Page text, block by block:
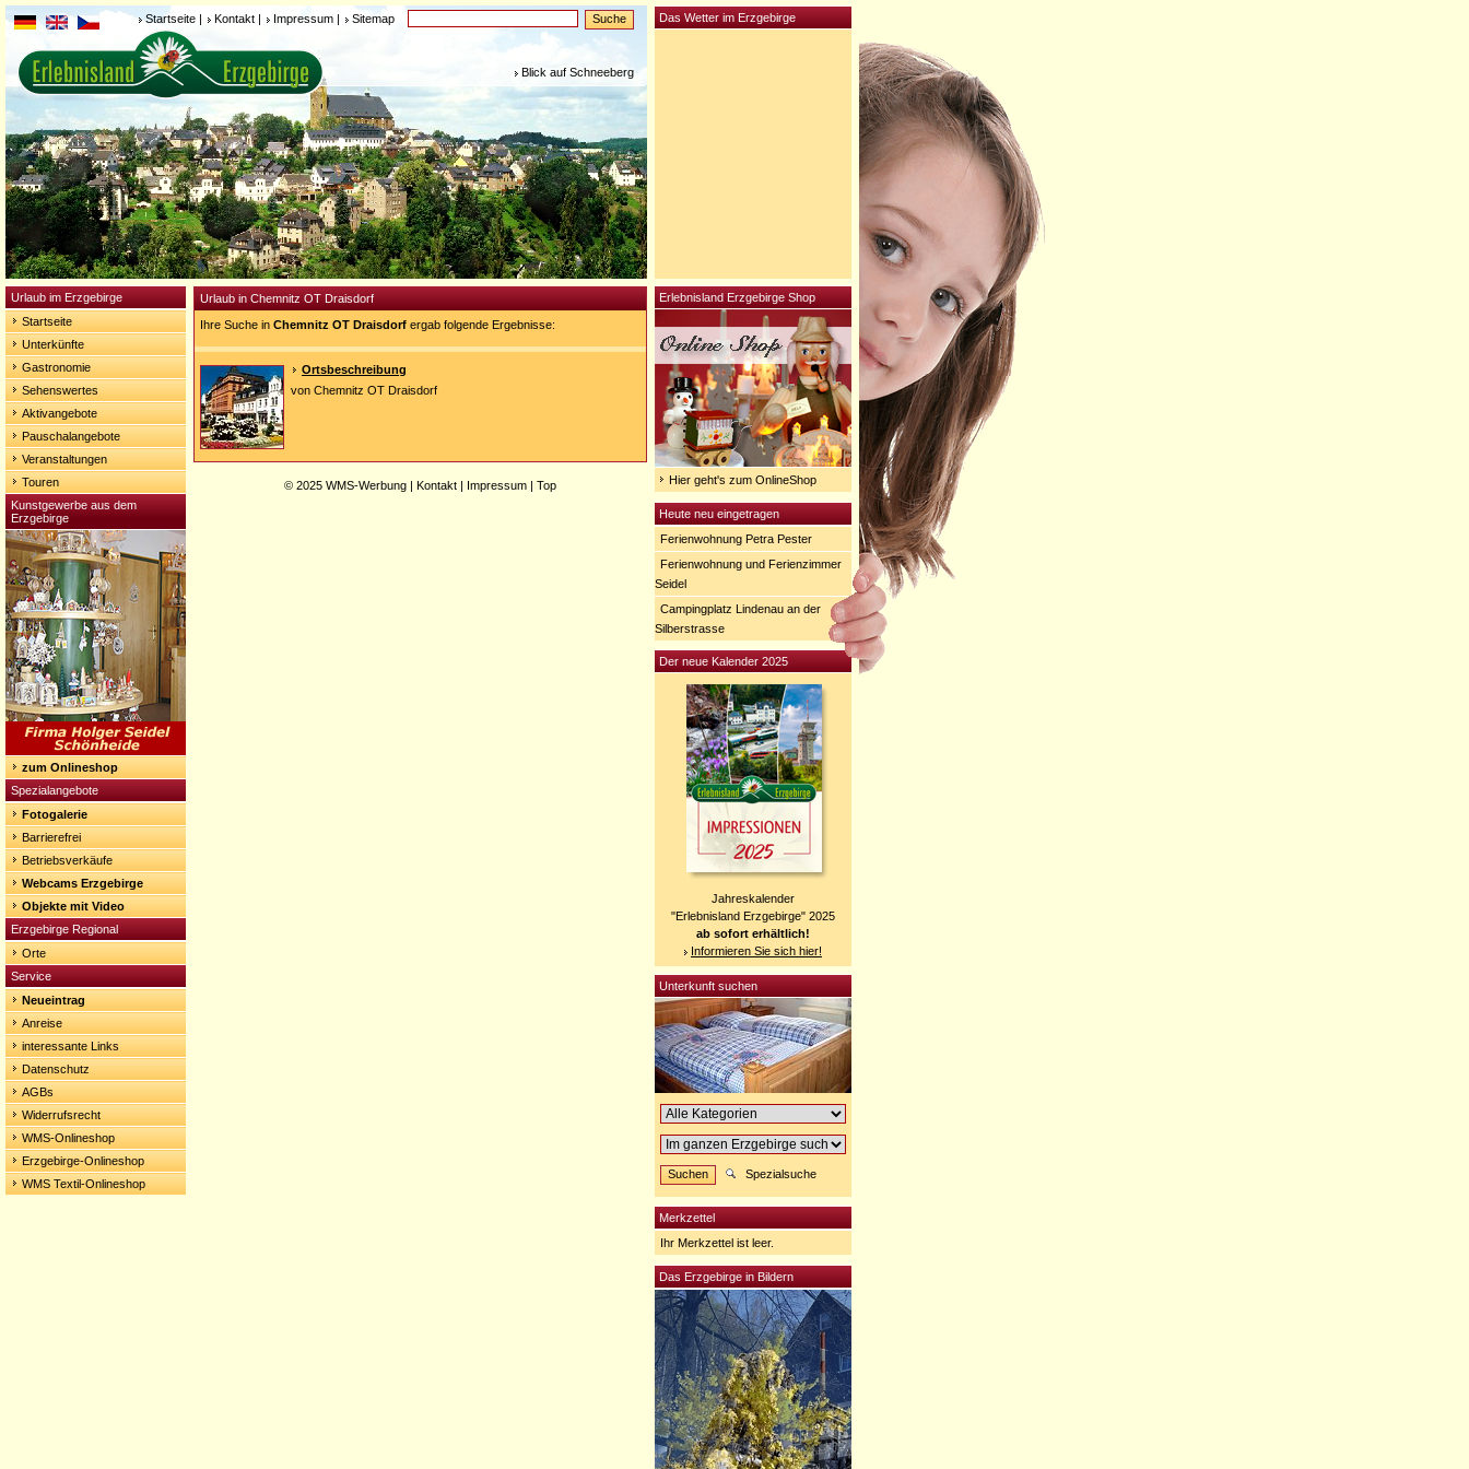
Startseite | Kontakt | Impressum | Sitemap
Blick auf Schneeberg
Urlaub im Erzgebirge
Startseite
Unterkünfte
Gastronomie
Sehenswertes
Aktivangebote
Pauschalangebote
Veranstaltungen
Touren
Kunstgewerbe aus dem
Erzgebirge
zum Onlineshop
Spezialangebote
Fotogalerie
Barrierefrei
Betriebsverkäufe
Webcams Erzgebirge
Objekte mit Video
Erzgebirge Regional
Orte
Service
Neueintrag
Anreise
interessante Links
Datenschutz
AGBs
Widerrufsrecht
WMS-Onlineshop
Erzgebirge-Onlineshop
WMS Textil-Onlineshop
Urlaub in Chemnitz OT Draisdorf
Ihre Suche in Chemnitz OT Draisdorf ergab folgende Ergebnisse:
Ortsbeschreibung
von Chemnitz OT Draisdorf
© 2025 WMS-Werbung | Kontakt | Impressum | Top
Erlebnisland Erzgebirge Shop
Hier geht's zum OnlineShop
Heute neu eingetragen
Ferienwohnung Petra Pester
Ferienwohnung und Ferienzimmer
Seidel
Campingplatz Lindenau an der
Silberstrasse
Der neue Kalender 2025
Jahreskalender
"Erlebnisland Erzgebirge" 2025
ab sofort erhältlich!
Informieren Sie sich hier!
Unterkunft suchen
Spezialsuche
Merkzettel
Ihr Merkzettel ist leer.
Das Erzgebirge in Bildern
Das Wetter im Erzgebirge